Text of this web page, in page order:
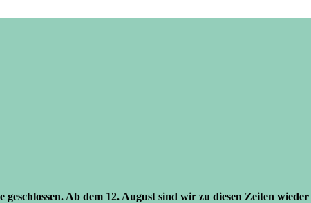
Ab dem 12. August sind wir zu diesen Zeiten